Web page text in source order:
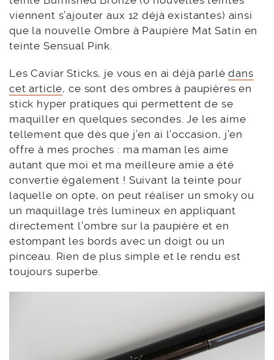
viennent s’ajouter aux 12 déjà existantes) ainsi
que la nouvelle Ombre à Paupière Mat Satin en
teinte Sensual Pink.
Les Caviar Sticks, je vous en ai déjà parlédans
cet article, ce sont des ombres à paupières en
stick hyper pratiques qui permettent de se
maquiller en quelques secondes. Je les aime
tellement que dès que j’en ai l’occasion, j’en
offre à mes proches : ma maman les aime
autant que moi et ma meilleure amie a été
convertie également ! Suivant la teinte pour
laquelle on opte, on peut réaliser un smoky ou
un maquillage très lumineux en appliquant
directement l’ombre sur la paupière et en
estompant les bords avec un doigt ou un
pinceau. Rien de plus simple et le rendu est
toujours superbe.